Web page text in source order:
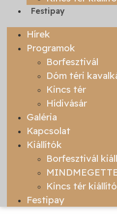
Festipay
Hírek
Programok
Borfesztivál
Dóm téri
Kincs tér
Hídivásár
Galéria
Kapcsolat
Kiállítók
Borfesztivál
Kincs tér
Festipay